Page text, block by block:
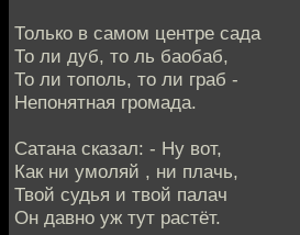
Только в самом центре сада
То ли дуб, то ль баобаб,
То ли тополь, то ли граб -
Непонятная громада.
Сатана сказал: - Ну вот,
Как ни умоляй , ни плачь,
Твой судья и твой палач
Он давно уж тут растёт.